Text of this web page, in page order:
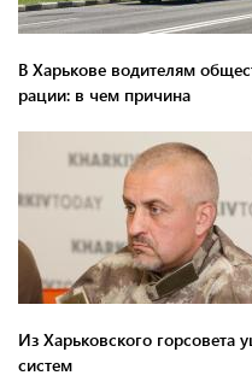
В Харькове водителям
рации: в чем причина
Из Харьковского
систем